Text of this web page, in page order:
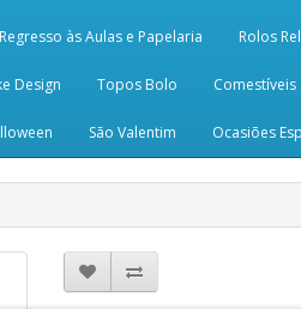
Regresso às Aulas e Papelaria Rolos
Design Topos Bolo Comestíveis
São Valentim Ocasiões